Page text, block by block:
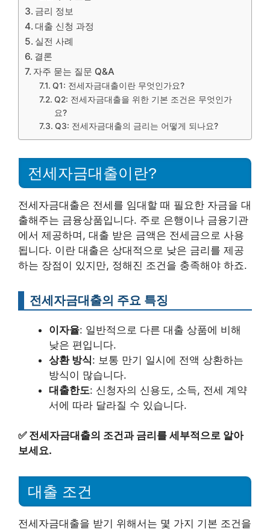
금리 정보
대출 신청 과정
실전 사례
결론
자주 묻는 질문 Q&A
Q1: 전세자금대출이란 무엇인가요?
Q2: 전세자금대출을 위한 기본 조건은 무엇인가
요?
Q3: 전세자금대출의 금리는 어떻게 되나요?
전세자금대출이란?
전세자금대출은 전세를 임대할 때 필요한 자금을 대
출해주는 금융상품입니다. 주로 은행이나 금융기관
에서 제공하며, 대출 받은 금액은 전세금으로 사용
됩니다. 이란 대출은 상대적으로 낮은 금리를 제공
하는 장점이 있지만, 정해진 조건을 충족해야 하죠.
전세자금대출의 주요 특징
이자율: 일반적으로 다른 대출 상품에 비해
낮은 편입니다.
상환 방식: 보통 만기 일시에 전액 상환하는
방식이 많습니다.
대출한도: 신청자의 신용도, 소득, 전세 계약
서에 따라 달라질 수 있습니다.
✅ 전세자금대출의 조건과 금리를 세부적으로 알아
보세요.
대출 조건
전세자금대출을 받기 위해서는 몇 가지 기본 조건을